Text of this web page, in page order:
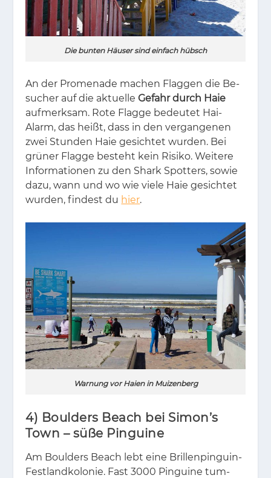
Die bunten Häuser sind einfach hübsch
An der Pro­me­na­de ma­chen Flag­gen die Be­
su­cher auf die ak­tu­el­leGefahr durch Haie
auf­merk­sam. Rote Flag­ge be­deu­tet Hai-
Alarm, das heißt, dass in den ver­gan­ge­nen
zwei Stun­den Haie ge­sich­tet wur­den. Bei
grü­ner Flag­ge be­steht kein Ri­si­ko. Wei­te­re
In­for­ma­tio­nen zu den Shark Spot­ters, so­wie
dazu, wann und wo wie vie­le Haie ge­sich­tet
wur­den, fin­dest du hier.
Warnung vor Haien in Muizenberg
4) Boulders Beach bei Simon’s
Town – süße Pinguine
Am Boul­ders Beach lebt eine Bril­len­pin­gu­in-
Fest­land­ko­lo­nie. Fast 3000 Pin­gui­ne tum­